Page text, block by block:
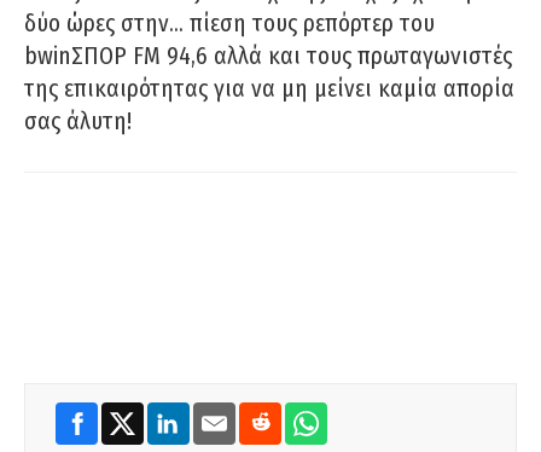
δύο ώρες στην… πίεση τους ρεπόρτερ του
bwinΣΠΟΡ FM 94,6 αλλά και τους πρωταγωνιστές
της επικαιρότητας για να μη μείνει καμία απορία
σας άλυτη!